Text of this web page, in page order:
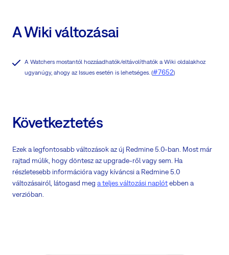
A Wiki változásai
A Watchers mostantól hozzáadhatók/eltávolíthatók a Wiki oldalakhoz
ugyanúgy, ahogy az Issues esetén is lehetséges. (#7652)
Következtetés
Ezek a legfontosabb változások az új Redmine 5.0-ban. Most már
rajtad múlik, hogy döntesz az upgrade-ről vagy sem. Ha
részletesebb információra vagy kíváncsi a Redmine 5.0
változásairól, látogasd meg a teljes változási naplótebben a
verzióban.